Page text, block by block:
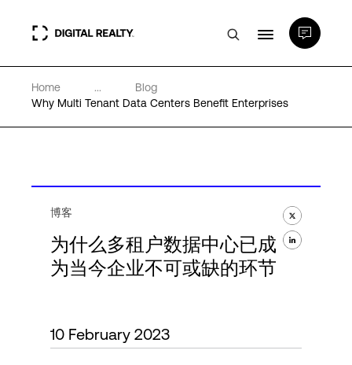
数据中心
专业知识和资源
Home ...
Blog
Why Multi Tenant Data Centers Benefit Enterprises
博客
为什么多租户数据中心已成
为当今企业不可或缺的环节
10 February 2023